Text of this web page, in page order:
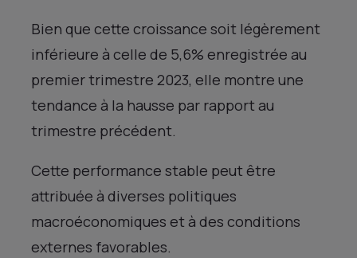
Bien que cette croissance soit légèrement
inférieure à celle de 5,6% enregistrée au
premier trimestre 2023, elle montre une
tendance à la hausse par rapport au
trimestre précédent.
Cette performance stable peut être
attribuée à diverses politiques
macroéconomiques et à des conditions
externes favorables.